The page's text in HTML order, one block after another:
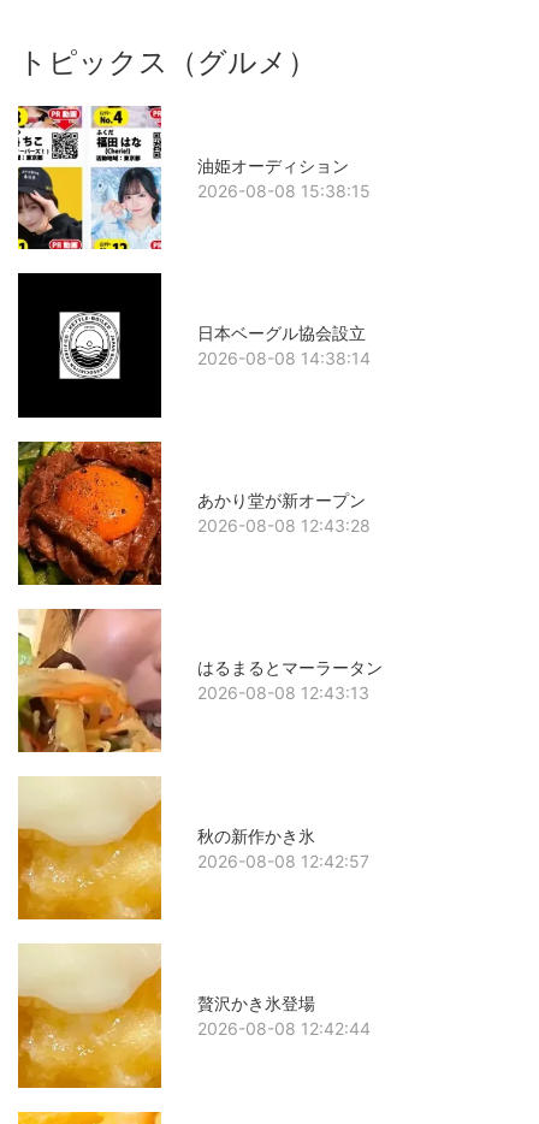
トピックス（グルメ）
油姫オーディション
2026-08-08 15:38:15
日本ベーグル協会設立
2026-08-08 14:38:14
あかり堂が新オープン
2026-08-08 12:43:28
はるまるとマーラータン
2026-08-08 12:43:13
秋の新作かき氷
2026-08-08 12:42:57
贅沢かき氷登場
2026-08-08 12:42:44